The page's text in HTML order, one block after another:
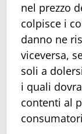
nel prezzo
colpisce i
danno ne
viceversa,
soli a
i quali
contenti al